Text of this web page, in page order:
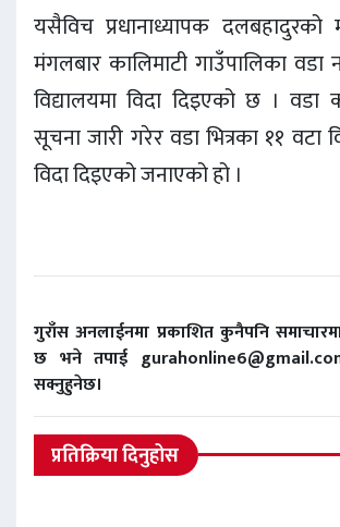
यसैविच प्रधानाध्यापक दलबहादुरको
मंगलबार कालिमाटी गाउँपालिका
विद्यालयमा विदा दिइएको छ ।
सूचना जारी गरेर वडा भित्रका ११ वटा
विदा दिइएको जनाएको हो ।
गुराँस अनलाईनमा प्रकाशित कुनैपनि
छ भने तपाई
सक्नुहुनेछ।
प्रतिक्रिया दिनुहोस